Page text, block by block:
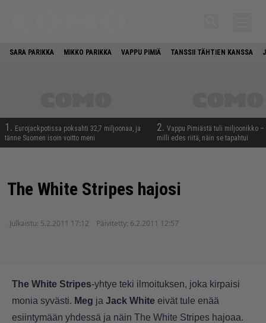
SARA PARIKKA MIKKO PARIKKA VAPPU PIMIÄ TANSSII TÄHTIEN KANSSA
1. Eurojackpotissa poksahti 32,7 miljoonaa, ja
tänne Suomen isoin voitto meni
2. Vappu Pimiästä tuli miljoonikko
milli edes riitä, näin se tapahtui
The White Stripes hajosi
Julkaistu: 5.2.2011 17:12 Päivitetty: 6.2.2011 12:57
The White Stripes-yhtye teki ilmoituksen, joka kirpaisi
monia syvästi. Meg ja Jack White eivät tule enää
esiintymään yhdessä ja näin The White Stripes hajoaa.